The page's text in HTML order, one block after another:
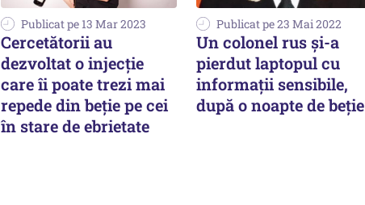
Publicat pe 13 Mar 2023
Cercetătorii au
dezvoltat o injecție
care îi poate trezi mai
repede din beție pe cei
în stare de ebrietate
Publicat pe 23 Mai 2022
Un colonel rus și-a
pierdut laptopul cu
informații sensibile,
după o noapte de beție